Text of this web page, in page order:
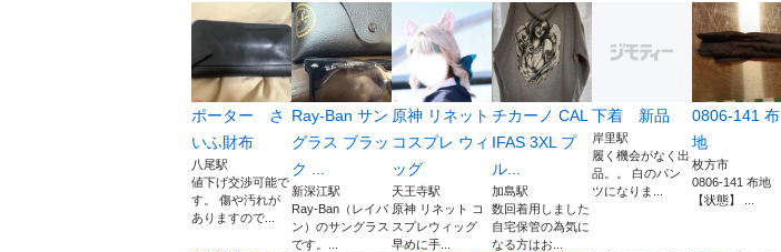
ポーター さ
いふ財布
八尾駅
値下げ交渉可能で
す。 傷や汚れが
ありますので...
Ray-Ban サン
グラス ブラッ
ク ...
新深江駅
Ray-Ban（レイバ
ン）のサングラス
です。...
原神 リネット
コスプレ ウィ
ッグ
天王寺駅
原神 リネット コ
スプレウィッグ
早めに手...
チカーノ CAL
IFAS 3XL プ
ル...
加島駅
数回着用しました
自宅保管の為気に
なる方はお...
下着 新品
岸里駅
履く機会がなく出
品。。 白のパン
ツになりま...
0806-141 布
地
枚方市
0806-141 布地
【状態】 ...